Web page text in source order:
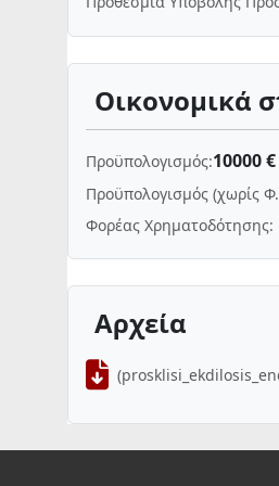
Οικονομικά
Προϋπολογισμός:10000 €
Προϋπολογισμός (χωρίς
Φορέας Χρηματοδότησης:
Αρχεία